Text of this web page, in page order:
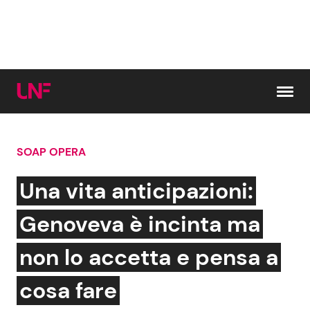
Cerca:
News e Cronaca
Attualità Italiana
Dal Mondo
Gossip e TV
Bellezze VIP
SOAP OPERA
Una vita anticipazioni:
Genoveva è incinta ma
non lo accetta e pensa a
cosa fare